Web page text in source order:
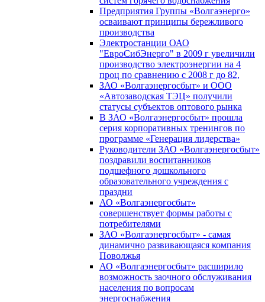
Предприятия Группы «Волгаэнерго»
осваивают принципы бережливого
производства
Электростанции ОАО
"ЕвроСибЭнерго" в 2009 г увеличили
производство электроэнергии на 4
проц по сравнению с 2008 г до 82,
ЗАО «Волгаэнергосбыт» и ООО
«Автозаводская ТЭЦ» получили
статусы субъектов оптового рынка
В ЗАО «Волгаэнергосбыт» прошла
серия корпоративных тренингов по
программе «Генерация лидерства»
Руководители ЗАО «Волгаэнергосбыт»
поздравили воспитанников
подшефного дошкольного
образовательного учреждения с
праздни
АО «Волгаэнергосбыт»
совершенствует формы работы с
потребителями
ЗАО «Волгаэнергосбыт» - самая
динамично развивающаяся компания
Поволжья
АО «Волгаэнергосбыт» расширило
возможность заочного обслуживания
населения по вопросам
энергоснабжения